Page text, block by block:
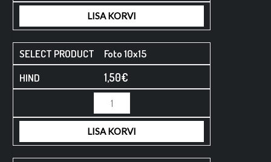
Quantity
QuantityQuantity
Quantity
LISA KORVI
Foto 10x15
1,50€
LISA KORVI